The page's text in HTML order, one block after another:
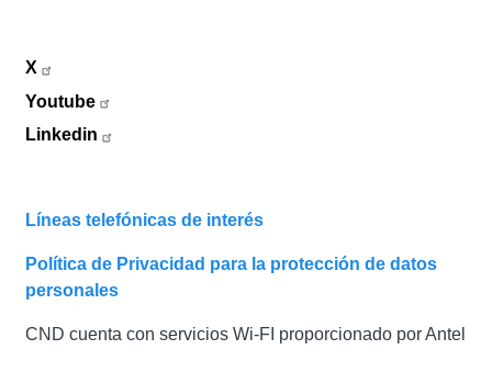
X
Youtube
Linkedin
Líneas telefónicas de interés
Política de Privacidad para la protección de datos
personales
CND cuenta con servicios Wi-FI proporcionado por Antel